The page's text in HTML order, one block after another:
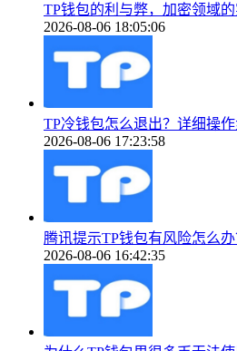
TP钱包的利与弊，加密领域
2026-08-06 18:05:06
TP冷钱包怎么退出？详细操
2026-08-06 17:23:58
腾讯提示TP钱包有风险怎么
2026-08-06 16:42:35